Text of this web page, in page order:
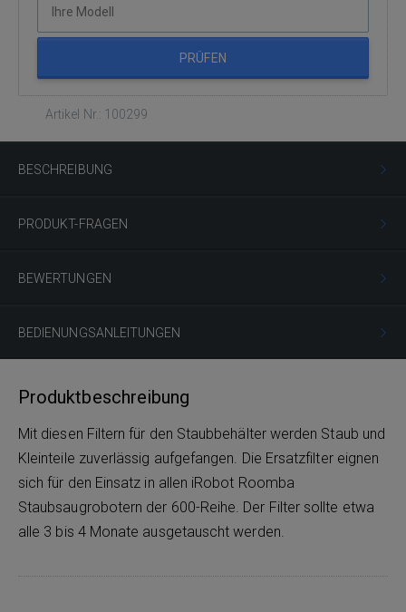
PRÜFEN
Artikel Nr.: 100299
BESCHREIBUNG
PRODUKT-FRAGEN
BEWERTUNGEN
BEDIENUNGSANLEITUNGEN
Produktbeschreibung
Mit diesen Filtern für den Staubbehälter werden Staub und
Kleinteile zuverlässig aufgefangen. Die Ersatzfilter eignen
sich für den Einsatz in allen iRobot Roomba
Staubsaugrobotern der 600-Reihe. Der Filter sollte etwa
alle 3 bis 4 Monate ausgetauscht werden.